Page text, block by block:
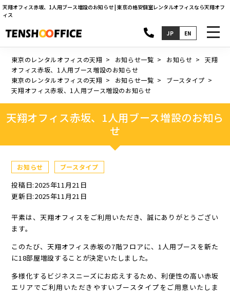
天翔オフィス赤坂、1人用ブース増設のお知らせ | 東京の格安個室レンタルオフィスなら天翔オフ
ィス
JP EN
東京のレンタルオフィスの天翔 お知らせ一覧 お知らせ
天翔
オフィス赤坂、1人用ブース増設のお知らせ
東京のレンタルオフィスの天翔
お知らせ一覧
ブースタイプ
天翔オフィス赤坂、1人用ブース増設のお知らせ
天翔オフィス赤坂、1人用ブース増設のお知ら
せ
お知らせ ブースタイプ
投稿日:2025年11月21日
更新日:2025年11月21日
平素は、天翔オフィスをご利用いただき、誠にありがとうござい
ます。
このたび、天翔オフィス赤坂の7階フロアに、1人用ブースを新た
に18部屋増設することが決定いたしました。
多様化するビジネスニーズにお応えするため、利便性の高い赤坂
エリアでご利用いただきやすいブースタイプをご用意いたしま